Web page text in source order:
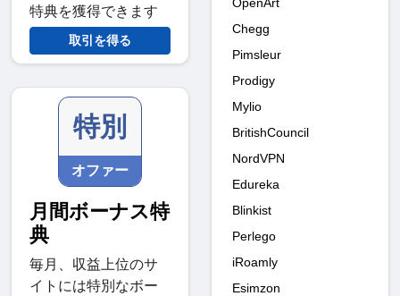
特典を獲得できます
取引を得る
特別
オファー
月間ボーナス特
典
毎月、収益上位のサ
イトには特別なボー
Chegg
Pimsleur
Prodigy
Mylio
BritishCouncil
NordVPN
Edureka
Blinkist
Perlego
iRoamly
Esimzon